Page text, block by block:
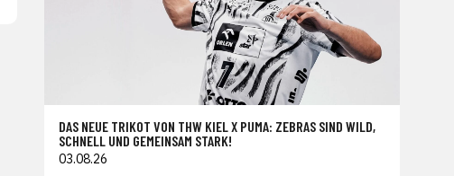
DAS NEUE TRIKOT VON THW KIEL X PUMA: ZEBRAS SIND WILD,
SCHNELL UND GEMEINSAM STARK!
03.08.26